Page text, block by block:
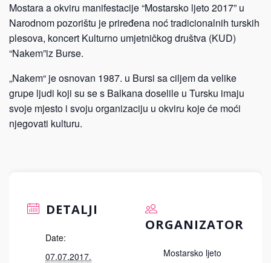
Mostara a okviru manifestacije “Mostarsko ljeto 2017” u
Narodnom pozorištu je priređena noć tradicionalnih turskih
plesova, koncert Kulturno umjetničkog društva (KUD)
“Nakem”iz Burse.
„Nakem“ je osnovan 1987. u Bursi sa ciljem da velike
grupe ljudi koji su se s Balkana doselile u Tursku imaju
svoje mjesto i svoju organizaciju u okviru koje će moći
njegovati kulturu.
DETALJI
Date:
07.07.2017.
ORGANIZATOR
Mostarsko ljeto